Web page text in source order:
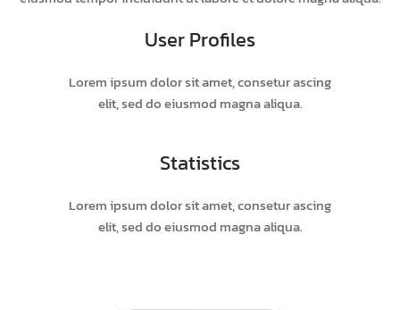
User Profiles
Lorem ipsum dolor sit amet, consetur ascing
elit, sed do eiusmod magna aliqua.
Statistics
Lorem ipsum dolor sit amet, consetur ascing
elit, sed do eiusmod magna aliqua.